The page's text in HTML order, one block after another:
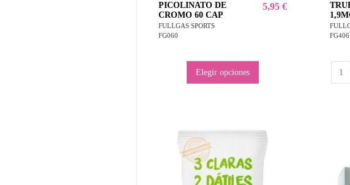
PICOLINATO DE
CROMO 60 CAP
FULLGAS SPORTS
FG060
5,95 €
Elegir opciones
FG406